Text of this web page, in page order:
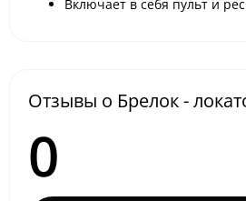
Включает в себя пульт и
Отзывы о Брелок -
0